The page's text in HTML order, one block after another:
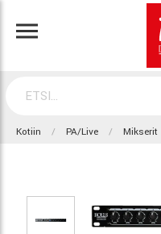
Kotiin PA/Live Mikserit